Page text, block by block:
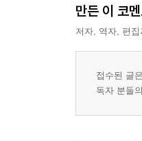
만든 이 코
저자, 역자, 편
접수된 글
독자 분들